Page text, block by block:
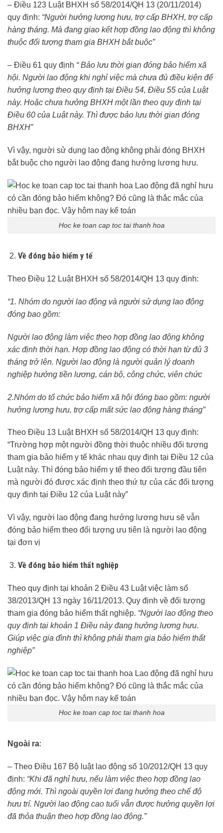
– Điều 123 Luật BHXH số 58/2014/QH 13 (20/11/2014)
quy định: “Người hưởng lương hưu, trợ cấp BHXH, trợ cấp
hàng tháng. Mà đang giao kết hợp đồng lao động thì không
thuộc đối tượng tham gia BHXH bắt buộc”
– Điều 61 quy định “ Bảo lưu thời gian đóng bảo hiểm xã
hội. Người lao động khi nghỉ việc mà chưa đủ điều kiện để
hưởng lương theo quy định tại Điều 54, Điều 55 của Luật
này. Hoặc chưa hưởng BHXH một lần theo quy định tại
Điều 60 của Luật này. Thì được bảo lưu thời gian đóng
BHXH”
Vì vậy, người sử dụng lao động không phải đóng BHXH
bắt buộc cho người lao động đang hưởng lương hưu.
Hoc ke toan cap toc tai thanh hoa
Về đóng bảo hiểm y tế
Theo Điều 12 Luật BHXH số 58/2014/QH 13 quy định:
“1. Nhóm do người lao động và người sử dụng lao động
đóng bao gồm:
Người lao động làm việc theo hợp đồng lao động không
xác định thời hạn. Hợp đồng lao động có thời hạn từ đủ 3
tháng trở lên. Người lao động là người quản lý doanh
nghiệp hưởng tiền lương, cán bộ, công chức, viên chức
2.Nhóm do tổ chức bảo hiểm xã hội đóng bao gồm: người
hưởng lương hưu, trợ cấp mất sức lao động hàng tháng”
Theo Điều 13 Luật BHXH số 58/2014/QH 13 quy định:
“Trường hợp một người đồng thời thuộc nhiều đối tượng
tham gia bảo hiểm y tế khác nhau quy định tại Điều 12 của
Luật này. Thì đóng bảo hiểm y tế theo đối tượng đầu tiên
mà người đó được xác định theo thứ tự của các đối tượng
quy định tại Điều 12 của Luật này”
Vì vậy, người lao động đang hưởng lương hưu sẽ vẫn
đóng bảo hiểm theo đối tượng ưu tiên là người lao động
tại đơn vị
Về đóng bảo hiểm thất nghiệp
Theo quy định tại khoản 2 Điều 43 Luật việc làm số
38/2013/QH 13 ngày 16/11/2013. Quy định về đối tượng
tham gia đóng bảo hiểm thất nghiệp. “Người lao động theo
quy định tại khoản 1 Điều này đang hưởng lương hưu.
Giúp việc gia đình thì không phải tham gia bảo hiểm thất
nghiệp”
Hoc ke toan cap toc tai thanh hoa
Ngoài ra:
– Theo Điều 167 Bộ luật lao động số 10/2012/QH 13 quy
định: “Khi đã nghỉ hưu, nếu làm việc theo hợp đồng lao
động mới. Thì ngoài quyền lợi đang hưởng theo chế độ
hưu trí. Người lao động cao tuổi vẫn được hưởng quyền lợi
đã thỏa thuận theo hợp đồng lao động.”